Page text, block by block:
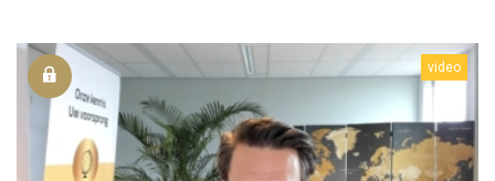
video